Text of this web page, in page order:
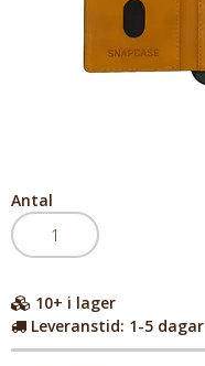
Antal
10+ i lager
Leveranstid: 1-5 dagar